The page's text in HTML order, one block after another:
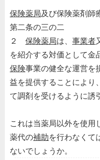
保険薬局及び保険薬剤師
第二条の三の二
２ 保険薬局は、 事業者
を紹介する対価として金
保険事業の健全な運営を
益を提供することにより
て調剤を受けるように誘
これは当薬局以外を使用
薬代の補助を行わなくて
ないでしょうか。